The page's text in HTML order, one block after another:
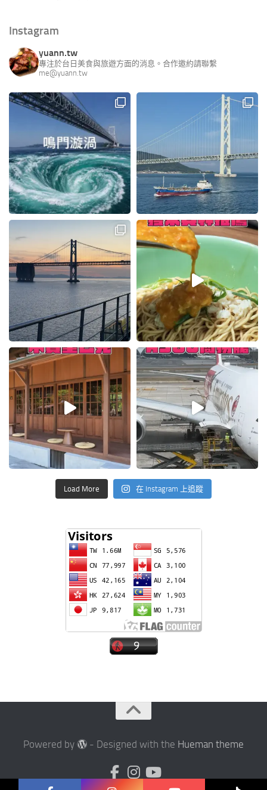
Instagram
yuann.tw
專注於台日美食與旅遊方面的消息。合作邀約請聯繫
me@yuann.tw
Load More 在 Instagram 上追蹤
Powered by - Designed with the Hueman theme